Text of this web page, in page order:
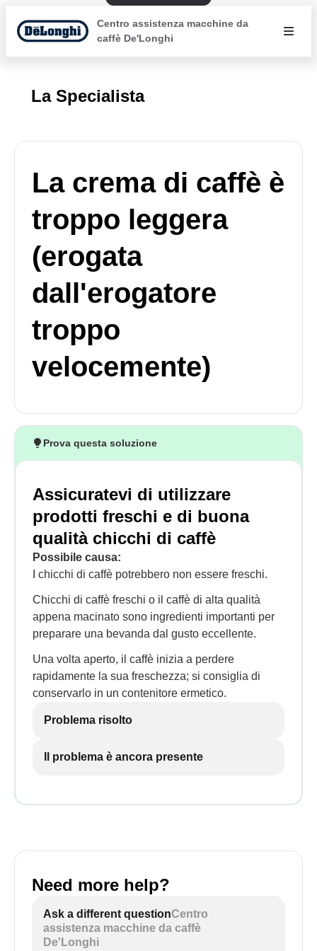
Centro assistenza macchine da
caffè De'Longhi
La Specialista
La crema di caffè è
troppo leggera
(erogata
dall'erogatore
troppo
velocemente)
Prova questa soluzione
Assicuratevi di utilizzare
prodotti freschi e di buona
qualità chicchi di caffè
Possibile causa:
I chicchi di caffè potrebbero non essere freschi.
Chicchi di caffè freschi o il caffè di alta qualità
appena macinato sono ingredienti importanti per
preparare una bevanda dal gusto eccellente.
Una volta aperto, il caffè inizia a perdere
rapidamente la sua freschezza; si consiglia di
conservarlo in un contenitore ermetico.
Problema risolto
Il problema è ancora presente
Need more help?
Ask a different questionCentro
assistenza macchine da caffè
De'Longhi